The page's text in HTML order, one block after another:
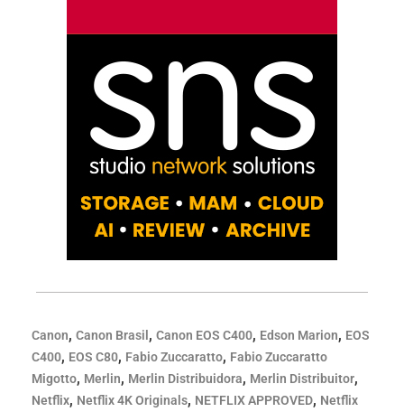
Canon, Canon Brasil , Canon EOS C400, Edson Marion, EOS
C400, EOS C80, Fabio Zuccaratto, Fabio Zuccaratto
Migotto, Merlin, Merlin Distribuidora, Merlin Distribuitor,
Netflix, Netflix 4K Originals, NETFLIX APPROVED, Netflix